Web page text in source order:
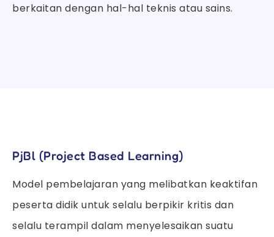
berkaitan dengan hal-hal teknis atau sains.
PjBl (Project Based Learning)
Model pembelajaran yang melibatkan keaktifan
peserta didik untuk selalu berpikir kritis dan
selalu terampil dalam menyelesaikan suatu